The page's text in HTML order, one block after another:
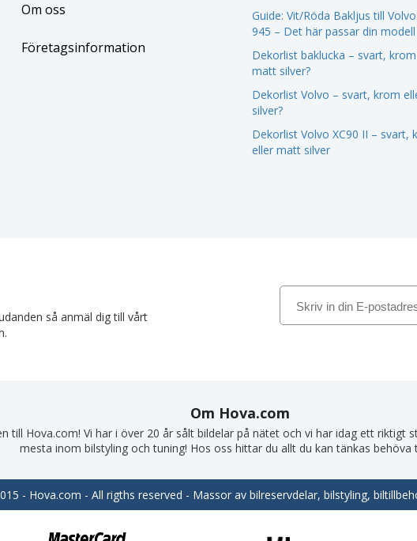
Om oss
Företagsinformation
Guide: Vit/Röda Bakljus till
945 – Det här passar din modell
Dekorlist baklucka – svart,
matt silver?
Dekorlist Volvo – svart, krom
silver?
Dekorlist Volvo XC90 II – svart,
eller matt silver
så anmäl dig till vårt
Om Hova.com
till Hova.com! Vi har i över 20 år sålt bildelar på nätet och vi har idag ett riktigt
mesta inom bilstyling och tuning! Hos oss hittar du allt du kan tänkas behöva
- Hova.com - All rigths reserved - Massor av bilreservdelar, bilstyling,